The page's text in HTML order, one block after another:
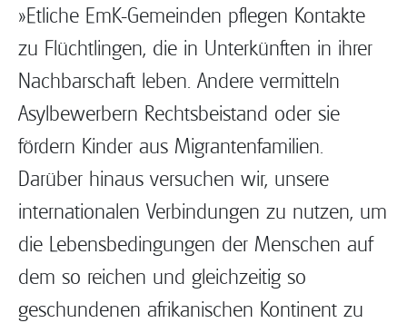
»Etliche EmK-Gemeinden pflegen Kontakte
zu Flüchtlingen, die in Unterkünften in ihrer
Nachbarschaft leben. Andere vermitteln
Asylbewerbern Rechtsbeistand oder sie
fördern Kinder aus Migrantenfamilien.
Darüber hinaus versuchen wir, unsere
internationalen Verbindungen zu nutzen, um
die Lebensbedingungen der Menschen auf
dem so reichen und gleichzeitig so
geschundenen afrikanischen Kontinent zu